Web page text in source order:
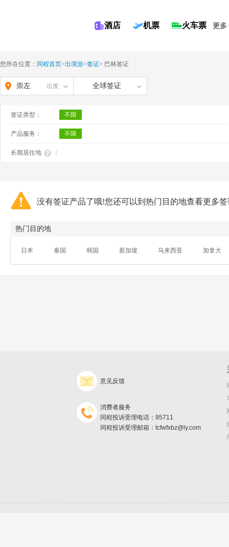
酒店 机票 火车票 更多
您所在位置： 同程首页>出境游>签证> 巴林签证
崇左 出发 全球签证
签证类型： 不限
产品服务： 不限
长期居住地 ：
没有签证产品了哦!您还可以到热门目的地查看更多
热门目的地
日本 泰国 韩国 新加坡 马来西亚 加拿大
意见反馈
消费者服务
同程投诉受理电话：95711
同程投诉受理邮箱：tcfwfxbz@ly.com